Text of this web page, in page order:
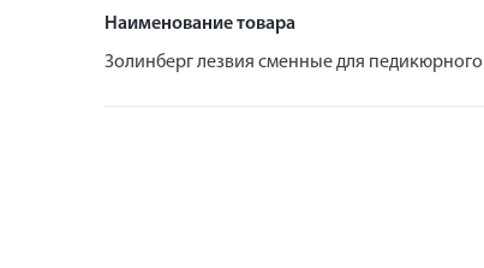
Наименование товара
Золинберг лезвия сменные для